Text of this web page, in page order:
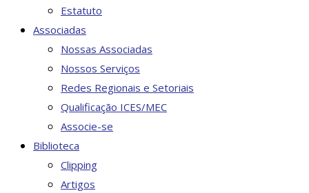
Estatuto
Associadas
Nossas Associadas
Nossos Serviços
Redes Regionais e Setoriais
Qualificação ICES/MEC
Associe-se
Biblioteca
Clipping
Artigos